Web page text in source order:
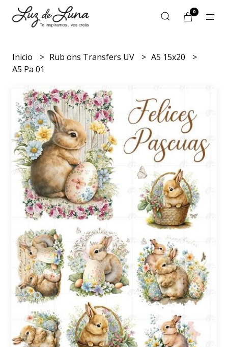
0
Inicio Rub ons Transfers UV
A5 15x20
A5 Pa 01